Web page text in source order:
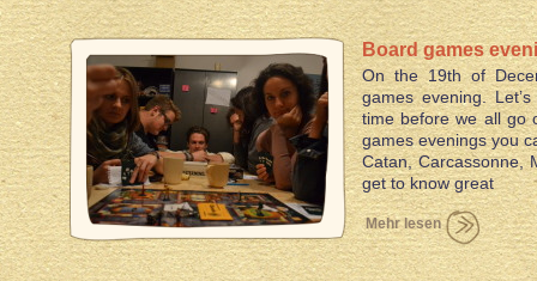
Board games
On the 19th of
games evening.
time before we all go
games evenings you
Catan, Carcassonne,
get to know great
Mehr lesen